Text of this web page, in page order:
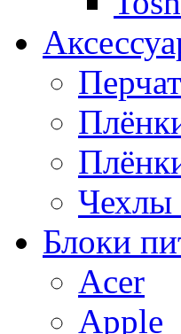
Чехлы
Блоки
Acer
Apple